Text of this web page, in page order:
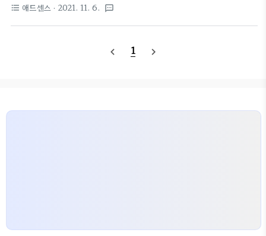
https://search.google.com/search-console
마찬가지로, 한국 사용자들에게 알려지기 위해 네이
https://searchadvisor.naver.com/ 네이버 서치
터 도구에서 자신의 도메인을 등록하고 자신의 소유임
format_list_bulleted 애드센스 · 2021. 11. 6. textsms
navigate_before 1 navigate_next